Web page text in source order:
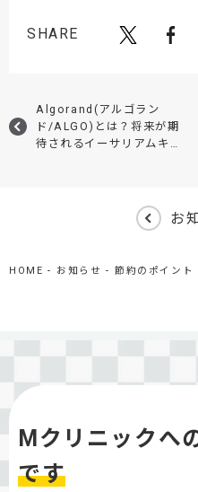
SHARE
Algorand(アルゴラン
ド/ALGO)とは？将来が期
待されるイーサリアムキ
お
HOME お知らせ 節約のポイン
Mクリニックへ
です